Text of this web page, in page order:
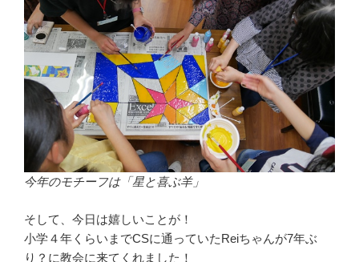
今年のモチーフは「星と喜ぶ羊」
そして、今日は嬉しいことが！
小学４年くらいまでCSに通っていたReiちゃんが7年ぶ
り？に教会に来てくれました！